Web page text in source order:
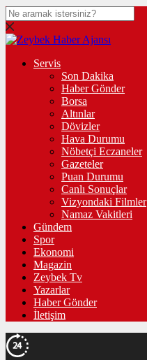
Servis
Son Dakika
Haber Gönder
Borsa
Altınlar
Dövizler
Hava Durumu
Nöbetçi Eczaneler
Gazeteler
Puan Durumu
Canlı Sonuçlar
Vizyondaki Filmler
Namaz Vakitleri
Gündem
Spor
Ekonomi
Magazin
Zeybek Tv
Yazarlar
Haber Gönder
İletişim